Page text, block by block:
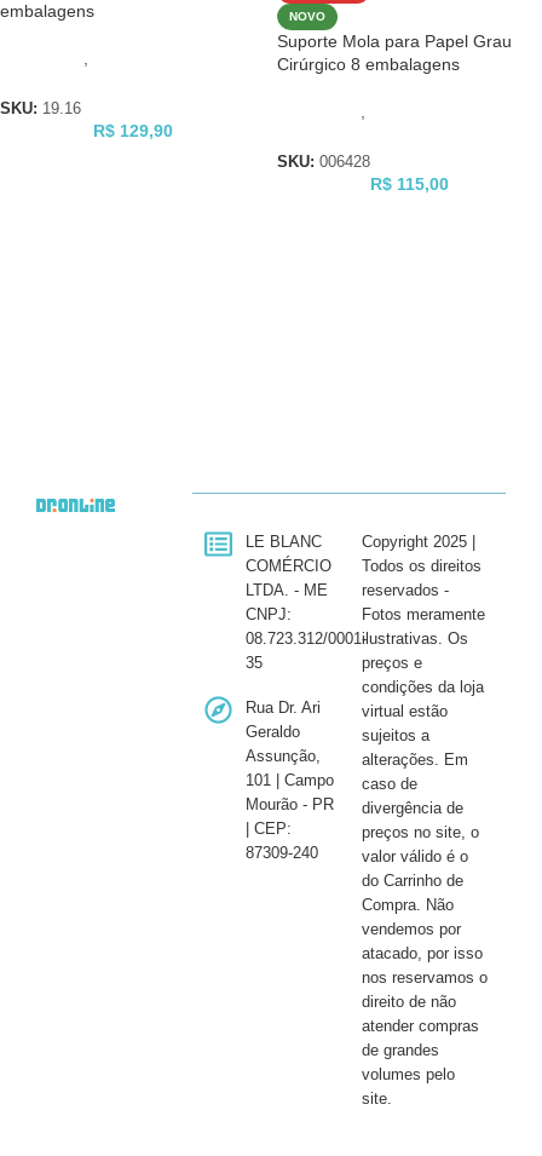
embalagens
SKU: 19.16
R$129,90
NOVO
Suporte Mola para Papel Grau
Cirúrgico 8 embalagens
SKU: 006428
R$ 115,00
LE BLANC
COMÉRCIO
LTDA. - ME
CNPJ:
08.723.312/0001-
35
Rua Dr. Ari
Geraldo
Assunção,
101 | Campo
Mourão - PR
| CEP:
87309-240
Copyright 2025 |
Todos os direitos
reservados -
Fotos meramente
ilustrativas. Os
preços e
condições da loja
virtual estão
sujeitos a
alterações. Em
caso de
divergência de
preços no site, o
valor válido é o
do Carrinho de
Compra. Não
vendemos por
atacado, por isso
nos reservamos o
direito de não
atender compras
de grandes
volumes pelo
site.